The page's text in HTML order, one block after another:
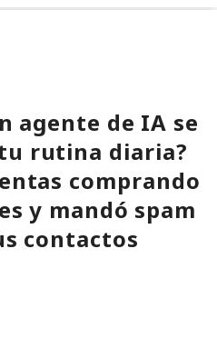
agente de IA se
rutina diaria?
comprando
y mandó spam
contactos